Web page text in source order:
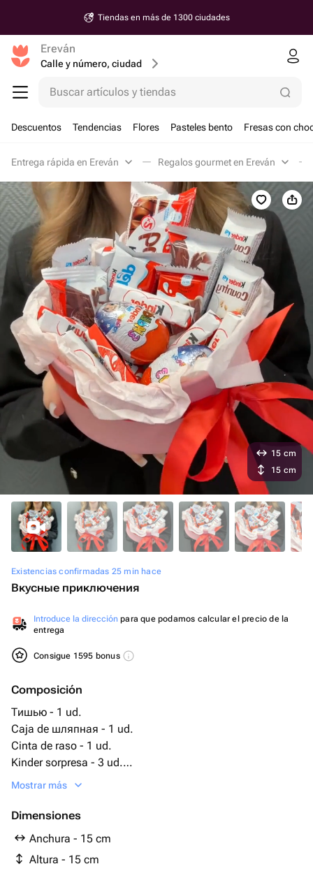
Tiendas en más de 1300 ciudades
Ereván
Calle y número, ciudad
Buscar artículos y tiendas
Descuentos Tendencias Flores Pasteles bento Fresas con
Entrega rápida en Ereván Regalos gourmet en Ereván
Existencias confirmadas 25 min hace
Вкусные приключения
Introduce la dirección para que podamos calcular el precio de la
entrega
Consigue 1595 bonus
Composición
Тишью - 1 ud.
Caja de шляпная - 1 ud.
Cinta de raso - 1 ud.
Kinder sorpresa - 3 ud.
Kinder chocolate - 5 ud.
Kinder Bueno - 1 ud.
Mostrar más
Dimensiones
Anchura - 15 cm
Altura - 15 cm
15 cm
15 cm